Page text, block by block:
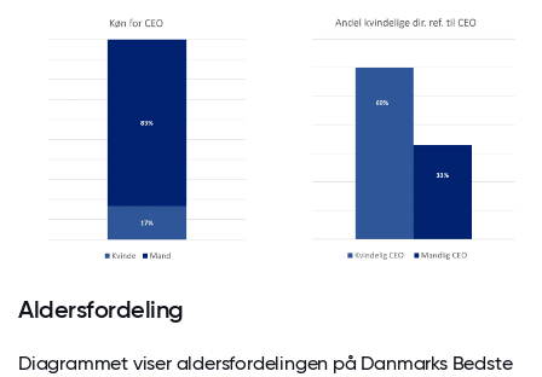
Aldersfordeling
Diagrammet viser aldersfordelingen på Danmarks Bedste